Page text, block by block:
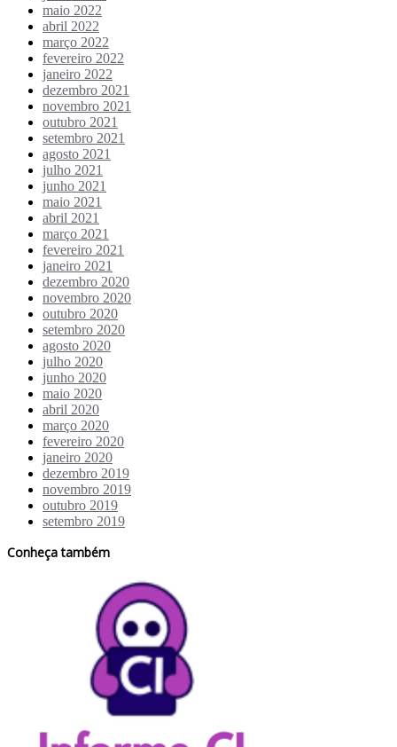
maio 2022
abril 2022
março 2022
fevereiro 2022
janeiro 2022
dezembro 2021
novembro 2021
outubro 2021
setembro 2021
agosto 2021
julho 2021
junho 2021
maio 2021
abril 2021
março 2021
fevereiro 2021
janeiro 2021
dezembro 2020
novembro 2020
outubro 2020
setembro 2020
agosto 2020
julho 2020
junho 2020
maio 2020
abril 2020
março 2020
fevereiro 2020
janeiro 2020
dezembro 2019
novembro 2019
outubro 2019
setembro 2019
Conheça também